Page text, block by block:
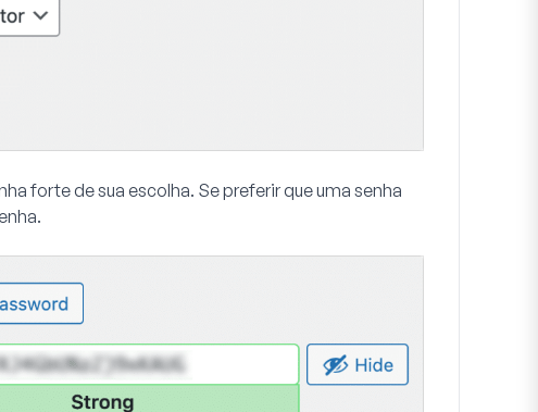
forte de sua escolha. Se preferir que uma senha
.